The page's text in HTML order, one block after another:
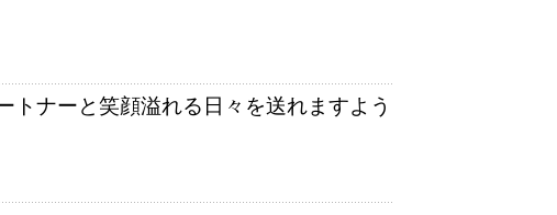
トナーと笑顔溢れる日々を送れますよう